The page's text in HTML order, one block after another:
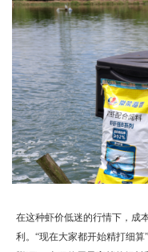
在这种虾价低迷的行情下，成
利。“现在大家都开始精打细